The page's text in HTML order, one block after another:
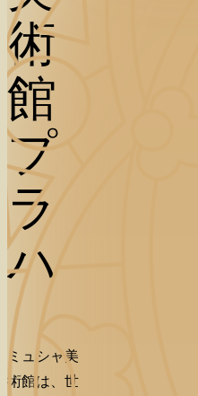
術
館
プ
ラ
ハ
ミュシャ美
術館は、世